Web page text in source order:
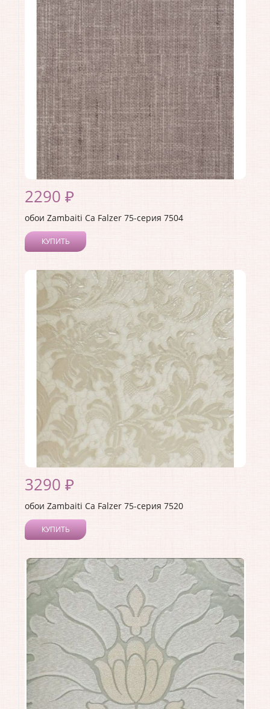
2290 ₽
обои Zambaiti Ca Falzer 75-серия 7504
КУПИТЬ
Коллекция:Ca Falzer 75-серия
Длина рулона:10.05
Ширина рулона:0.7
Материал покрытия:
Виниловое
Страна:Италия
Материал основы:Бумага
Раппорт: <>
3290 ₽
обои Zambaiti Ca Falzer 75-серия 7520
КУПИТЬ
Коллекция:Ca Falzer 75-серия
Длина рулона:10.05
Ширина рулона:0.7
Материал покрытия:Виниловое
Страна: Италия
Материал основы:Бумага
Раппорт:
60